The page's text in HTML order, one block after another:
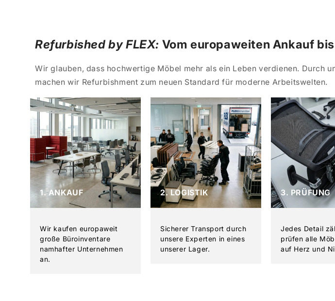
Refurbished by FLEX: Vom europaweiten Ankauf
Wir glauben, dass hochwertige Möbel mehr als ein Leben verdienen. Durch
machen wir Refurbishment zum neuen Standard für moderne Arbeitswelten.
1. ANKAUF
Wir kaufen europaweit
große Büroinventare
namhafter Unternehmen
an.
2. LOGISTIK
Sicherer Transport durch
unsere Experten in eines
unserer Lager.
3. PRÜFUNG
Jedes Detail
prüfen alle
auf Herz und